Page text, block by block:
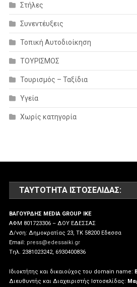
Στήλες
Συνεντέυξεις
Τοπική Αυτοδιοίκηση
ΤΟΥΡΙΣΜΟΣ
Τουρισμός – Ταξίδια
Υγεία
Χωρίς κατηγορία
ΤΑΥΤΌΤΗΤΑ ΙΣΤΟΣΕΛΊΔΑΣ:
ΒΑΓΟΥΡΔΗΣ MEDIA GROUP IKE
ΑΦΜ 801723306 – ΔΟΥ ΕΔΕΣΣΑΣ
Δ/νση: Δημοκρατίας 23, ΤΚ 58200 Εδεσσα
Email: press@edessaiki.gr
Tηλ. 2381023242, 6930400836
Ιδιοκτήτης και δικαιούχος του domain name:
Διευθυντής και Διαχειριστής Ιστοσελίδας: